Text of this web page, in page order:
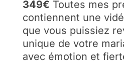
349€ Toutes mes
contiennent une
que vous puissiez
unique de votre
avec émotion et